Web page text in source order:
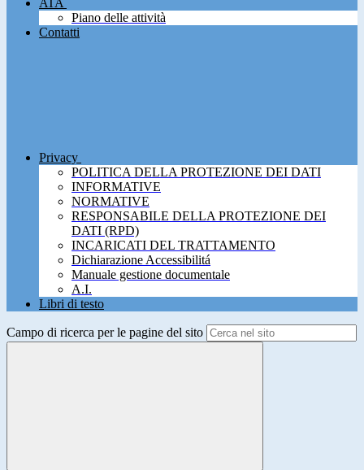
ATA
Piano delle attività
Contatti
Privacy
POLITICA DELLA PROTEZIONE DEI DATI
INFORMATIVE
NORMATIVE
RESPONSABILE DELLA PROTEZIONE DEI
DATI (RPD)
INCARICATI DEL TRATTAMENTO
Dichiarazione Accessibilitá
Manuale gestione documentale
A.I.
Libri di testo
Campo di ricerca per le pagine del sito